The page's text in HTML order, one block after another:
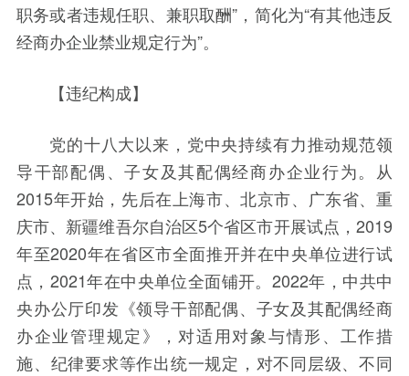
职务或者违规任职、兼职取酬”，简化为“有其他违反
经商办企业禁业规定行为”。
【违纪构成】
党的十八大以来，党中央持续有力推动规范领
导干部配偶、子女及其配偶经商办企业行为。从
2015年开始，先后在上海市、北京市、广东省、重
庆市、新疆维吾尔自治区5个省区市开展试点，2019
年至2020年在省区市全面推开并在中央单位进行试
点，2021年在中央单位全面铺开。2022年，中共中
央办公厅印发《领导干部配偶、子女及其配偶经商
办企业管理规定》，对适用对象与情形、工作措
施、纪律要求等作出统一规定，对不同层级、不同